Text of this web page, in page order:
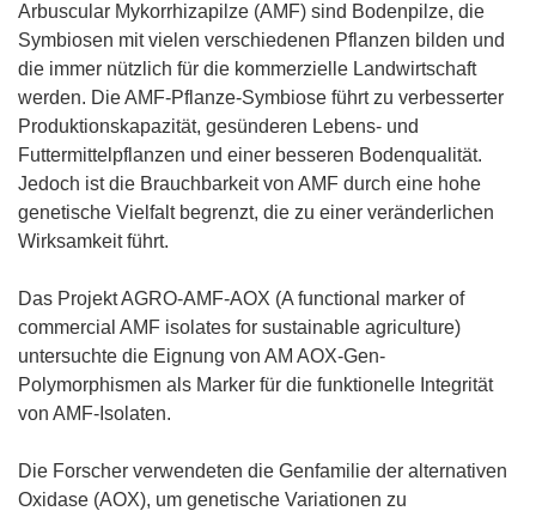
Arbuscular Mykorrhizapilze (AMF) sind Bodenpilze, die
Symbiosen mit vielen verschiedenen Pflanzen bilden und
die immer nützlich für die kommerzielle Landwirtschaft
werden. Die AMF-Pflanze-Symbiose führt zu verbesserter
Produktionskapazität, gesünderen Lebens- und
Futtermittelpflanzen und einer besseren Bodenqualität.
Jedoch ist die Brauchbarkeit von AMF durch eine hohe
genetische Vielfalt begrenzt, die zu einer veränderlichen
Wirksamkeit führt.
Das Projekt AGRO-AMF-AOX (A functional marker of
commercial AMF isolates for sustainable agriculture)
untersuchte die Eignung von AM AOX-Gen-
Polymorphismen als Marker für die funktionelle Integrität
von AMF-Isolaten.
Die Forscher verwendeten die Genfamilie der alternativen
Oxidase (AOX), um genetische Variationen zu